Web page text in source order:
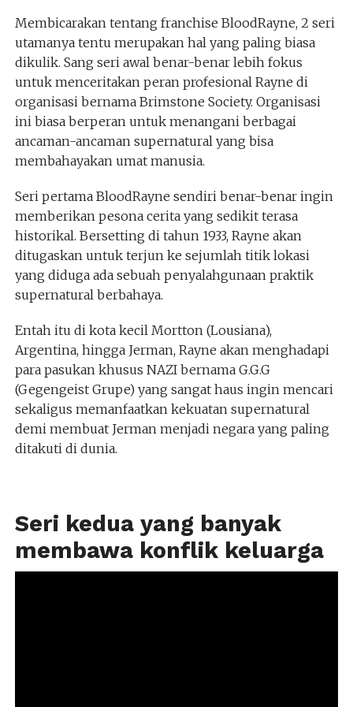
Membicarakan tentang franchise BloodRayne, 2 seri
utamanya tentu merupakan hal yang paling biasa
dikulik. Sang seri awal benar-benar lebih fokus
untuk menceritakan peran profesional Rayne di
organisasi bernama Brimstone Society. Organisasi
ini biasa berperan untuk menangani berbagai
ancaman-ancaman supernatural yang bisa
membahayakan umat manusia.
Seri pertama BloodRayne sendiri benar-benar ingin
memberikan pesona cerita yang sedikit terasa
historikal. Bersetting di tahun 1933, Rayne akan
ditugaskan untuk terjun ke sejumlah titik lokasi
yang diduga ada sebuah penyalahgunaan praktik
supernatural berbahaya.
Entah itu di kota kecil Mortton (Lousiana),
Argentina, hingga Jerman, Rayne akan menghadapi
para pasukan khusus NAZI bernama G.G.G
(Gegengeist Grupe) yang sangat haus ingin mencari
sekaligus memanfaatkan kekuatan supernatural
demi membuat Jerman menjadi negara yang paling
ditakuti di dunia.
Seri kedua yang banyak
membawa konflik keluarga